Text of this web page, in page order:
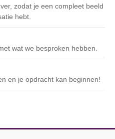
zodat je een compleet beeld
hebt.
wat we besproken hebben.
en je opdracht kan beginnen!